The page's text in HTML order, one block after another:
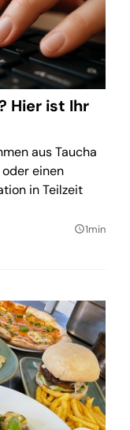
Hier ist Ihr
aus Taucha
einen
in Teilzeit
query_builder1min